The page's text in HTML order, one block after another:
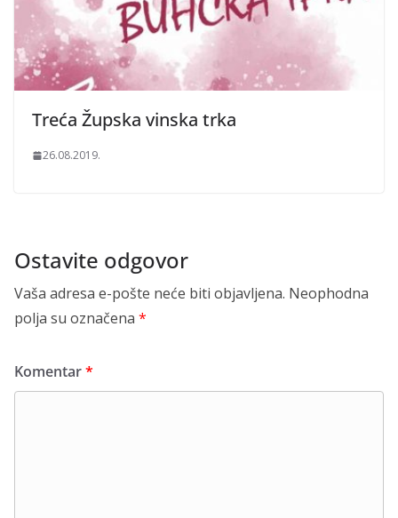
Treća Župska vinska trka
26.08.2019.
Ostavite odgovor
Vaša adresa e-pošte neće biti objavljena. Neophodna
polja su označena *
Komentar*